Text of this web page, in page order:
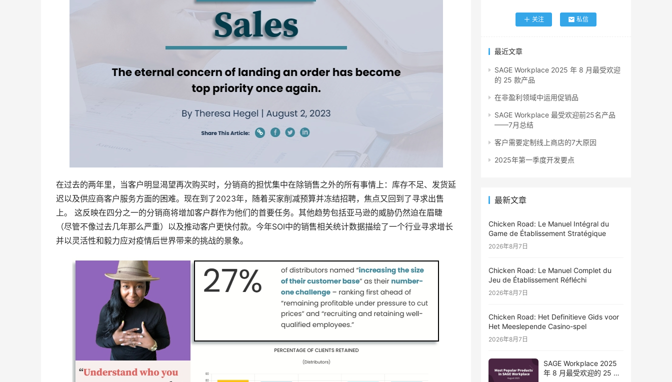
在过去的两年里，当客户明显渴望再次购买时，分销商的担忧集中在除销售之外的所有事情上：库存不足、发货延
迟以及供应商客户服务方面的困难。现在到了2023年，随着买家削减预算并冻结招聘，焦点又回到了寻求出售
上。 这反映在四分之一的分销商将增加客户群作为他们的首要任务。其他趋势包括亚马逊的威胁仍然迫在眉睫
（尽管不像过去几年那么严重）以及推动客户更快付款。今年SOI中的销售相关统计数据描绘了一个行业寻求增长
并以灵活性和毅力应对疫情后世界带来的挑战的景象。
关注 私信
最近文章
SAGE Workplace 2025 年 8 月最受欢迎
的 25 款产品
在非盈利领域中运用促销品
SAGE Workplace 最受欢迎前25名产品
——7月总结
客户需要定制线上商店的7大原因
2025年第一季度开发要点
最新文章
Chicken Road: Le Manuel Intégral du
Game de Établissement Stratégique
2026年8月7日
Chicken Road: Le Manuel Complet du
Jeu de Établissement Réfléchi
2026年8月7日
Chicken Road: Het Definitieve Gids voor
Het Meeslepende Casino-spel
2026年8月7日
SAGE Workplace 2025
年 8 月最受欢迎的 25 款